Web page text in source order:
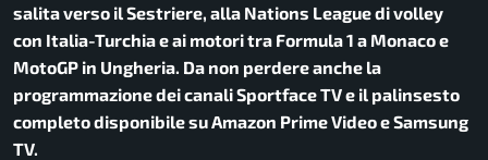
salita verso il Sestriere, alla Nations League di volley
con Italia-Turchia e ai motori tra Formula 1 a Monaco e
MotoGP in Ungheria. Da non perdere anche la
programmazione dei canali Sportface TV e il palinsesto
completo disponibile su Amazon Prime Video e Samsung
TV.